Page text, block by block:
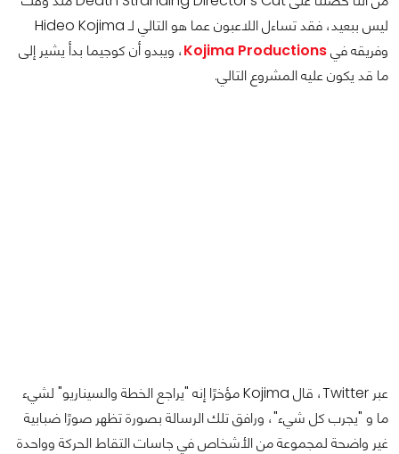
ليس ببعيد، فقد تساءل اللاعبون عما هو التالي لـ Hideo Kojima
وفريقه فيKojima Productions، ويبدو أن كوجيما بدأ يشير إلى
ما قد يكون عليه المشروع التالي.
عبر Twitter، قال Kojima مؤخرًا إنه "يراجع الخطة والسيناريو" لشيء
ما و "يجرب كل شيء"، ورافق تلك الرسالة بصورة تظهر صورًا ضبابية
غير واضحة لمجموعة من الأشخاص في جاسات التقاط الحركة وواحدة